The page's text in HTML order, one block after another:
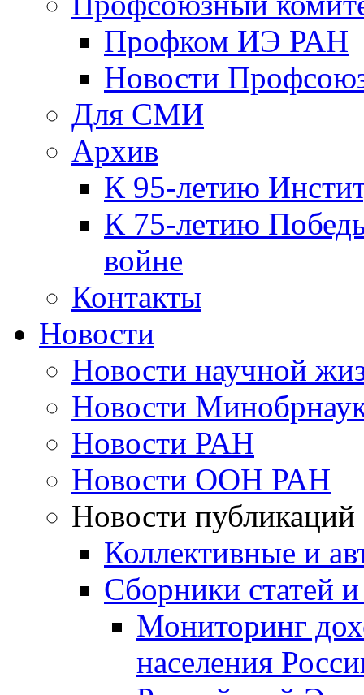
Профком ИЭ РАН
Новости
Для СМИ
Архив
К 95-летию
К 75-летию
войне
Контакты
Новости
Новости научной
Новости
Новости РАН
Новости ООН РАН
Новости публикаций
Коллективные и
Сборники статей
Мониторинг
населения